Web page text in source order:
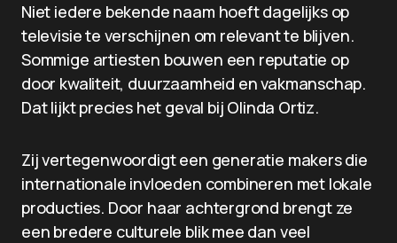
Niet iedere bekende naam hoeft dagelijks op
televisie te verschijnen om relevant te blijven.
Sommige artiesten bouwen een reputatie op
door kwaliteit, duurzaamheid en vakmanschap.
Dat lijkt precies het geval bij Olinda Ortiz.
Zij vertegenwoordigt een generatie makers die
internationale invloeden combineren met lokale
producties. Door haar achtergrond brengt ze
een bredere culturele blik mee dan veel